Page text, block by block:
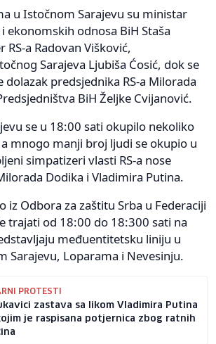
u Istočnom Sarajevu su ministar
ekonomskih odnosa BiH Staša
RS-a Radovan Višković,
Sarajeva Ljubiša Ćosić, dok se
dolazak predsjednika RS-a Milorada
BiH Željke Cvijanović.
se u 18:00 sati okupilo nekoliko
mnogo manji broj ljudi se okupio u
simpatizeri vlasti RS-a nose
Dodika i Vladimira Putina.
iz Odbora za zaštitu Srba u Federaciji
trajati od 18:00 do 18:300 sati na
međuentitetsku liniju u
Sarajevu, Loparama i Nevesinju.
PROTESTI
zastava sa likom Vladimira Putina
je raspisana potjernica zbog ratnih